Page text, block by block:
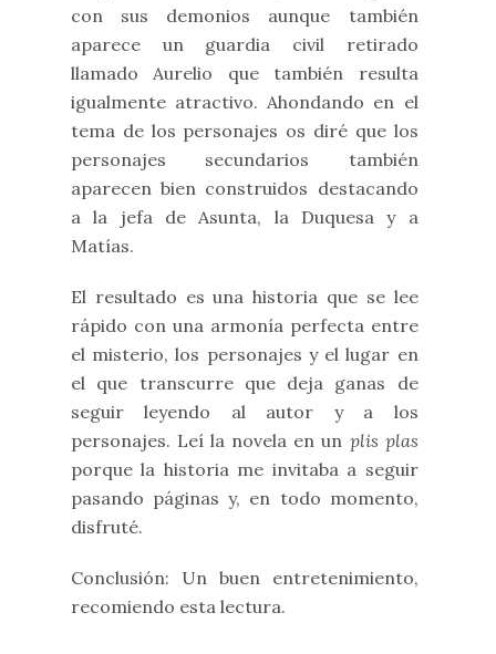
con sus demonios aunque también
aparece un guardia civil retirado
llamado Aurelio que también resulta
igualmente atractivo. Ahondando en el
tema de los personajes os diré que los
personajes secundarios también
aparecen bien construidos destacando
a la jefa de Asunta, la Duquesa y a
Matías.
El resultado es una historia que se lee
rápido con una armonía perfecta entre
el misterio, los personajes y el lugar en
el que transcurre que deja ganas de
seguir leyendo al autor y a los
personajes. Leí la novela en un plis plas
porque la historia me invitaba a seguir
pasando páginas y, en todo momento,
disfruté.
Conclusión: Un buen entretenimiento,
recomiendo esta lectura.